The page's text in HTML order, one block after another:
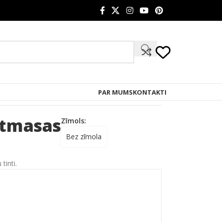
PAR MUMSKONTAKTI
Zīmols:
Bez zīmola
tinti.